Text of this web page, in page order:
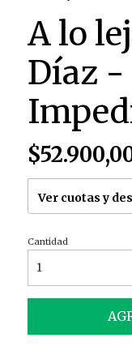
A lo
Díaz -
Ver cuotas y
Cantidad